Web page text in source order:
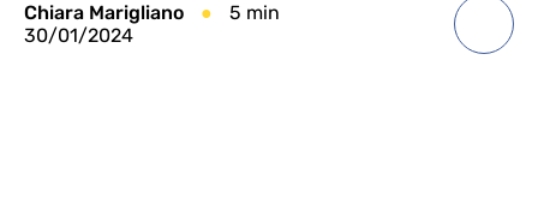
Chiara Marigliano
5 min
30/01/2024